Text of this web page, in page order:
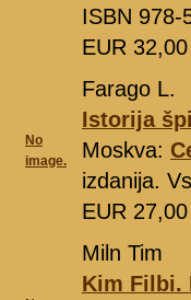
ISBN 978-
EUR
No
image.
Farago L.
Istorija
Moskva:
izdanija.
EUR
Miln Tim
Kim Filbi.